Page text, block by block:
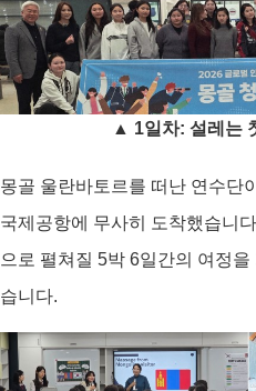
▲ 1일차: 설레는
몽골 울란바토르를 떠난 연수단
국제공항에 무사히 도착했습니
으로 펼쳐질 5박 6일간의 여정
습니다.